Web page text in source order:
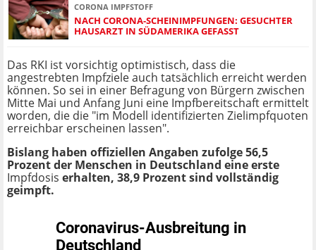
CORONA IMPFSTOFF
NACH CORONA-SCHEINIMPFUNGEN: GESUCHTER
HAUSARZT IN SÜDAMERIKA GEFASST
Das RKI ist vorsichtig optimistisch, dass die
angestrebten Impfziele auch tatsächlich erreicht werden
können. So sei in einer Befragung von Bürgern zwischen
Mitte Mai und Anfang Juni eine Impfbereitschaft ermittelt
worden, die die "im Modell identifizierten Zielimpfquoten
erreichbar erscheinen lassen".
Bislang haben offiziellen Angaben zufolge 56,5
Prozent der Menschen in Deutschland eine erste
Impfdosis erhalten, 38,9 Prozent sind vollständig
geimpft.